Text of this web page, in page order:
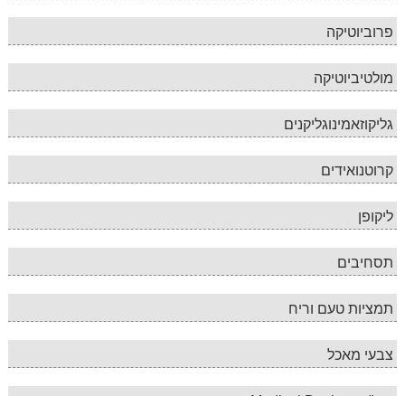
פרוביוטיקה
מולטיביוטיקה
גליקוזאמינוגליקנים
קרוטנואידים
ליקופן
תסחיבים
תמציות טעם וריח
צבעי מאכל